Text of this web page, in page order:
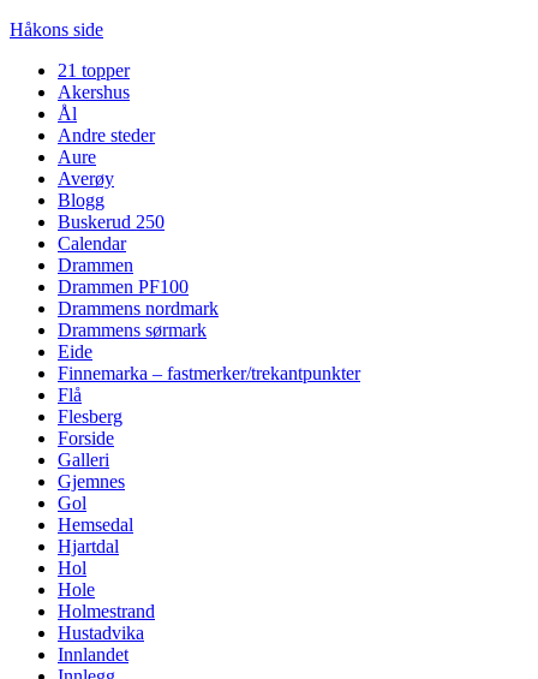
Håkons side
21 topper
Akershus
Ål
Andre steder
Aure
Averøy
Blogg
Buskerud 250
Calendar
Drammen
Drammen PF100
Drammens nordmark
Drammens sørmark
Eide
Finnemarka – fastmerker/trekantpunkter
Flå
Flesberg
Forside
Galleri
Gjemnes
Gol
Hemsedal
Hjartdal
Hol
Hole
Holmestrand
Hustadvika
Innlandet